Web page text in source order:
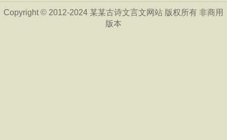
Copyright © 2012-2024 某某古诗文言文网站 版权所有 非商用
版本